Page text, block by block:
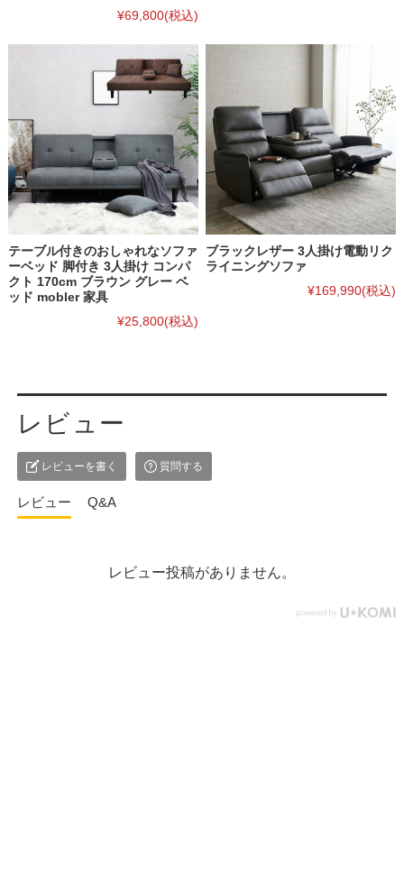
¥69,800(税込)
テーブル付きのおしゃれなソファ
ーベッド 脚付き 3人掛け コンパ
クト 170cm ブラウン グレー ベ
ッド mobler 家具
¥25,800(税込)
ブラックレザー 3人掛け電動リク
ライニングソファ
¥169,990(税込)
レビュー
レビューを書く 質問する
レビュー Q&A
レビュー投稿がありません。